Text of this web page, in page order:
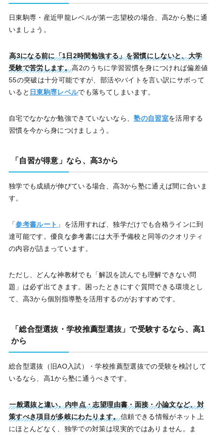
日東駒専・産近甲龍レベルが第一志望校の場合、高2から塾に通
いましょう。
高3になる前に「1日2時間勉強する」を習慣にしないと、大学
受験で苦労します。高2のうちに学習習慣を身につければ偏差値
55の突破は十分可能ですが、部活やバイトを言い訳にサボって
いると 日東駒専レベルでも落ちてしまいます。
自宅でなかなか勉強できていないなら、塾の自習室を活用する
習慣を今から身につけましょう。
「自習が得意」なら、高3から
独学でも成績が伸びている場合、高3から塾に通えば間に合いま
す。
「参考書ルート 」を活用すれば、独学だけでも合格ラインに到
達可能です。優良な参考書には大手予備校と同等のクオリティ
の内容が詰まっています。
ただし、どんな神教材でも「解説を読んでも理解できない問
題」は必ず出てきます。困ったときにすぐ質問できる環境とし
て、高3から個別指導塾を活用するのがおすすめです。
「総合型選抜・学校推薦型選抜」で受験するなら、高1
から
総合型選抜（旧AO入試）・学校推薦型選抜での受験を検討して
いるなら、高1から塾に通うべきです。
一般選抜と違い、内申点・志望理由書・面接・小論文など、対
策すべき項目が多岐にわたります。信頼できる情報がネット上
にほとんどなく、独学での対策は現実的ではありません。ま